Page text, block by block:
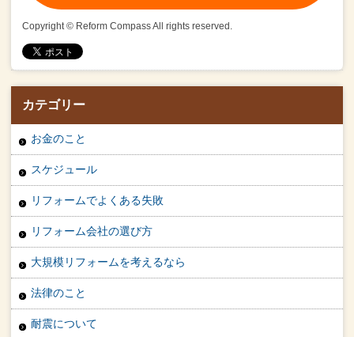
Copyright © Reform Compass All rights reserved.
カテゴリー
お金のこと
スケジュール
リフォームでよくある失敗
リフォーム会社の選び方
大規模リフォームを考えるなら
法律のこと
耐震について